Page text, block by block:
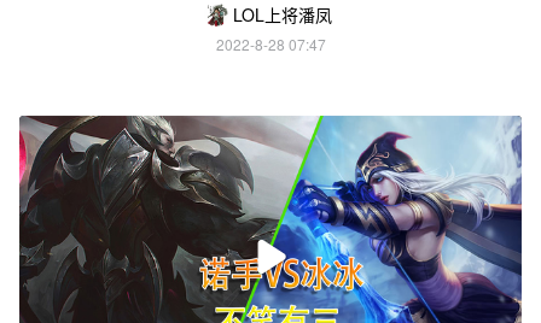
LOL上将潘凤
2022-8-28 07:47